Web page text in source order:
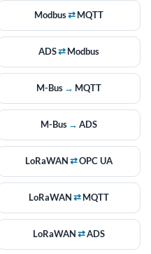
Modbus⇄ MQTT
ADS⇄ Modbus
M-Bus → MQTT
M-Bus → ADS
LoRaWAN ⇄OPC UA
LoRaWAN ⇄ MQTT
LoRaWAN ⇄ADS